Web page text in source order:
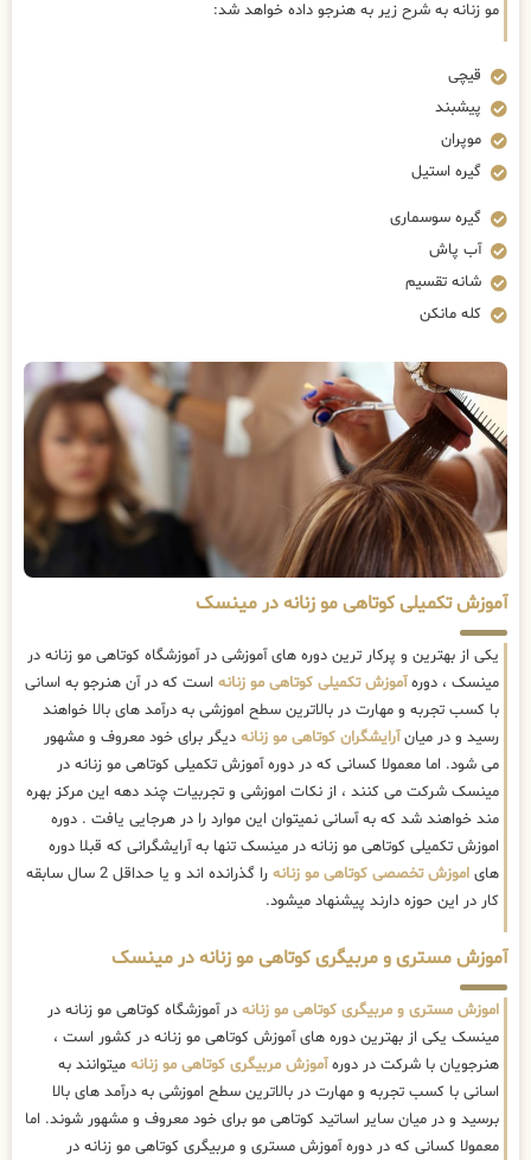
مو زنانه به شرح زیر به هنرجو داده خواهد شد:
قیچی
پیشبند
موپران
گیره استیل
گیره سوسماری
آب پاش
شانه تقسیم
کله مانکن
آموزش تکمیلی کوتاهی مو زنانه در مینسک
یکی از بهترین و پرکار ترین دوره های آموزشی در آموزشگاه کوتاهی مو زنانه در
مینسک ، دورهآموزش تکمیلی کوتاهی مو زنانه است که در آن هنرجو به اسانی
با کسب تجربه و مهارت در بالاترین سطح اموزشی به درآمد های بالا خواهند
رسید و در میانآرایشگران کوتاهی مو زنانه دیگر برای خود معروف و مشهور
می شود. اما معمولا کسانی که در دوره آموزش تکمیلی کوتاهی مو زنانه در
مینسک شرکت می کنند ، از نکات اموزشی و تجربیات چند دهه این مرکز بهره
مند خواهند شد که به آسانی نمیتوان این موارد را در هرجایی یافت . دوره
اموزش تکمیلی کوتاهی مو زنانه در مینسک تنها به آرایشگرانی که قبلا دوره
های اموزش تخصصی کوتاهی مو زنانه
را گذرانده اند و یا حداقل 2 سال سابقه
کار در این حوزه دارند پیشنهاد میشود.
آموزش مستری و مربیگری کوتاهی مو زنانه در مینسک
اموزش مستری و مربیگری کوتاهی مو زنانه در آموزشگاه کوتاهی مو زنانه در
مینسک یکی از بهترین دوره های آموزش کوتاهی مو زنانه در کشور است ،
هنرجویان با شرکت در دورهآموزش مربیگری کوتاهی مو زنانه میتوانند به
اسانی با کسب تجربه و مهارت در بالاترین سطح اموزشی به درآمد های بالا
برسید و در میان سایر اساتید کوتاهی مو برای خود معروف و مشهور شوند. اما
معمولا کسانی که در دوره آموزش مستری و مربیگری کوتاهی مو زنانه در